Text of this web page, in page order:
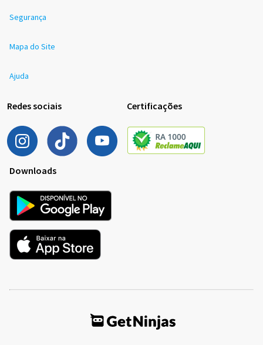
Segurança
Mapa do Site
Ajuda
Redes sociais Certificações
Downloads